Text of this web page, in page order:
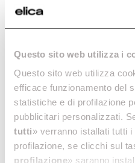
Questo sito web utilizza i
Questo sito web utilizza
efficace funzionamento del
statistiche e di profilazione
pubblicitari personalizzati.
tutti» verranno istallati tutti
profilazione, se clicchi sul
profilazione» saranno